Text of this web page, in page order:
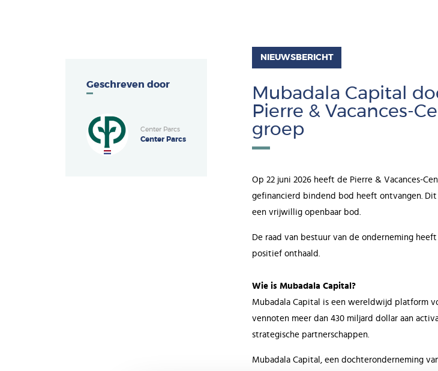
NIEUWSBERICHT
Mubadala Capital
Pierre & Vacances-
groep
Op 22 juni 2026 heeft de Pierre & Vacances-
gefinancierd bindend bod heeft ontvangen.
een vrijwillig openbaar bod.
De raad van bestuur van de onderneming
positief onthaald.
Wie is Mubadala Capital?
Mubadala Capital is een wereldwijd platform
vennoten meer dan 430 miljard dollar aan
strategische partnerschappen.
Mubadala Capital, een dochteronderneming
Geschreven door
Center Parcs
Center Parcs